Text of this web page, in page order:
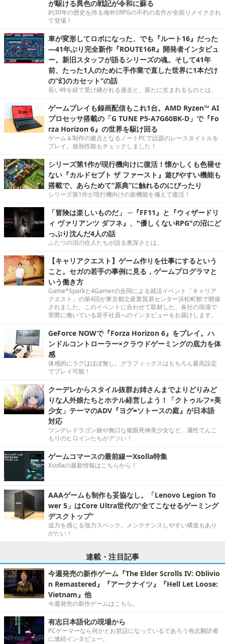
が駆ける異色の戦記が令和に蘇る
約30年の歴史を誇る海外SRPGの不朽の名作が全面リメイクされ
て登場！
車が変形してロボになった、でも『ルート16』だった
―41年ぶり完全新作『ROUTE16R』開発者インタビュ
ー。新旧スタッフが語るシリーズの魂。そして41年
前、たった1人のために手作業で直した世界に1本だけ
の“幻のカセット”の話
長い時を経て受け継がれる過去と、新たに生まれるものとは。
ゲームプレイも録画配信もこれ1台。AMD Ryzen™ AI
プロセッサ搭載の「G TUNE P5-A7G60BK-D」で『Fo
rza Horizon 6』の世界を駆け回る
ゲーム＆制作の拠点となるノートPCで話題のレースタイトルを
プレイ。放熱性能もチェックしました！
シリーズ第1作が現行機向けに復活！懐かしくも色褪せ
ない『カルドセプト ザ ファースト』遊びやすい機能も
搭載で、あらためて“原典”に触れるのにぴったり
シリーズ第1作が現行機向けの新機能を備えて復活！
「冒険は楽しいものだ」 ─『FF11』と『ウィザードリ
ィ ヴァリアンツ ダフネ』、"優しくないRPG"の沼にど
っぷり沈んだ4人の話
ふたつの沼の住人たちが語る奥深さとは。
【キャリアクエスト】ゲーム作りを仕事にするという
こと。セガの若手の事例に見る，ゲームプログラマと
いう働き方
Game*Sparkと4Gamerの合同による就活イベント「キャリア
クエスト」の第4回が東京都立産業貿易センター浜松町館で開催
されました。このイベントに合わせて取材した、各社の現場で
実際に働いている若手社員へのインタビューをお届けします。
GeForce NOWで『Forza Horizon 6』をプレイ。ハ
ンドルコントローラー×クラウドゲーミングの底力を体
感
体感的にラグはほぼ無し。グラフィックスはもちろん最高設定
でプレイ可能！
クーデレからスタイル抜群お姉さんまでよりどりみど
りな人外娘たちとホテル経営しよう！「クトゥルフ×美
少女」テーマのADV『ヨグ=ソトースの庭』が日本語
対応
ツンデレドラゴン娘や無口な複眼死神美少女など、属性てんこ
もりのヒロインたちがアツい！
ゲームコマースの最前線ーXsolla特集
Xsollaの最新情報はこちらから！
AAAゲームも制作も妥協なし。「Lenovo Legion To
wer 5」はCore Ultra世代の“全てこなせるゲーミング
デスクトップ”
迫力を感じる強力スペック。メンテナンスしやすい構造もあり
がたい！
連載・注目記事
今週発売の新作ゲーム『The Elder Scrolls IV: Oblivio
n Remastered』『アークナイツ』『Hell Let Loose:
Vietnam』他
今週発売の新作ゲームはこちら。
有志日本語化の現場から
PCゲーマーなら何かとお世話になっているであろう有志翻訳者
に連続インタビュー。